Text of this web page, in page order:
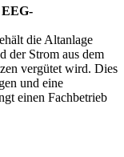
die Altanlage
der Strom aus dem
vergütet wird. Dies
und eine
einen Fachbetrieb